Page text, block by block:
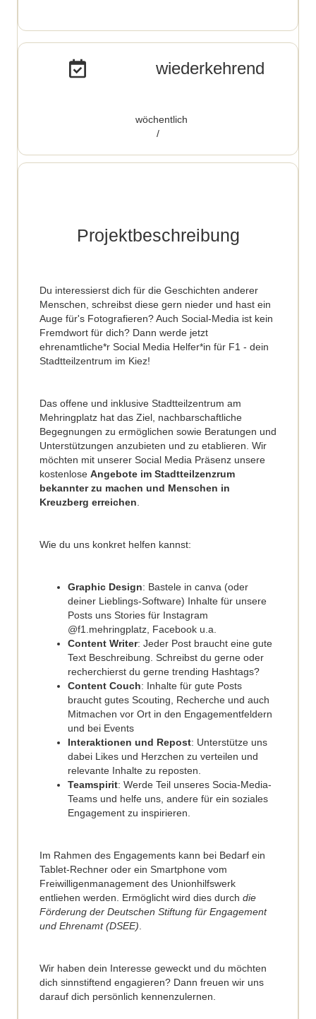
wiederkehrend
wöchentlich
/
Projektbeschreibung
Du interessierst dich für die Geschichten anderer
Menschen, schreibst diese gern nieder und hast ein
Auge für's Fotografieren? Auch Social-Media ist kein
Fremdwort für dich? Dann werde jetzt
ehrenamtliche*r Social Media Helfer*in für F1 - dein
Stadtteilzentrum im Kiez!
Das offene und inklusive Stadtteilzentrum am
Mehringplatz hat das Ziel, nachbarschaftliche
Begegnungen zu ermöglichen sowie Beratungen und
Unterstützungen anzubieten und zu etablieren. Wir
möchten mit unserer Social Media Präsenz unsere
kostenlose Angebote im Stadtteilzenzrum
bekannter zu machen und Menschen in
Kreuzberg erreichen
Wie du uns konkret helfen kannst:
Graphic Design: Bastele in canva (oder
deiner Lieblings-Software) Inhalte für unsere
Posts uns Stories für Instagram
@f1.mehringplatz, Facebook u.a.
Content Writer: Jeder Post braucht eine gute
Text Beschreibung. Schreibst du gerne oder
recherchierst du gerne trending Hashtags?
Content Couch: Inhalte für gute Posts
braucht gutes Scouting, Recherche und auch
Mitmachen vor Ort in den Engagementfeldern
und bei Events
Interaktionen und Repost: Unterstütze uns
dabei Likes und Herzchen zu verteilen und
relevante Inhalte zu reposten.
Teamspirit: Werde Teil unseres Socia-Media-
Teams und helfe uns, andere für ein soziales
Engagement zu inspirieren.
Im Rahmen des Engagements kann bei Bedarf ein
Tablet-Rechner oder ein Smartphone vom
Freiwilligenmanagement des Unionhilfswerk
entliehen werden. Ermöglicht wird dies durch die
Förderung der Deutschen Stiftung für Engagement
und Ehrenamt (DSEE)
Wir haben dein Interesse geweckt und du möchten
dich sinnstiftend engagieren? Dann freuen wir uns
darauf dich persönlich kennenzulernen.